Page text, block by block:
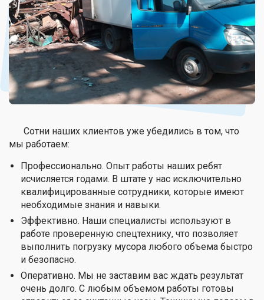
Сотни наших клиентов уже убедились в том, что
мы работаем:
Профессионально. Опыт работы наших ребят
исчисляется годами. В штате у нас исключительно
квалифицированные сотрудники, которые имеют
необходимые знания и навыки.
Эффективно. Наши специалисты используют в
работе проверенную спецтехнику, что позволяет
выполнить погрузку мусора любого объема быстро
и безопасно.
Оперативно. Мы не заставим вас ждать результат
очень долго. С любым объемом работы готовы